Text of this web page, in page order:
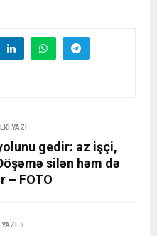
YAZI
yolunu gedir: az işçi,
silən həm də
– FOTO